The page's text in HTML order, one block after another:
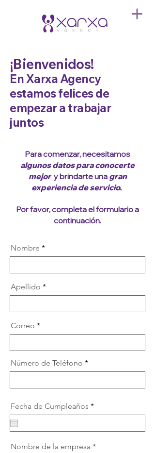
¡Bienvenidos!
En Xarxa Agency
estamos felices de
empezar a trabajar
juntos
Para comenzar, necesitamos
algunos datos para conocerte
mejory brindarte una gran
experiencia de servicio.
Por favor, completa el formulario a
continuación.
Nombre
Apellido
Correo
Número de Teléfono
Fecha de Cumpleaños *r
e
u
r
Nombre de la empresa